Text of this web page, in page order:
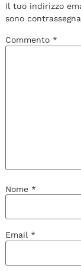
Il tuo indirizzo
sono
Commento *
Nome *
Email *